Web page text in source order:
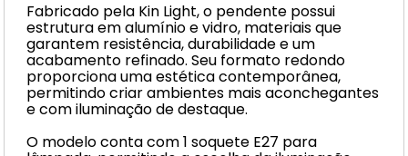
Fabricado pela Kin Light, o pendente possui
estrutura em alumínio e vidro, materiais que
garantem resistência, durabilidade e um
acabamento refinado. Seu formato redondo
proporciona uma estética contemporânea,
permitindo criar ambientes mais aconchegantes
e com iluminação de destaque.
O modelo conta com 1 soquete E27 para